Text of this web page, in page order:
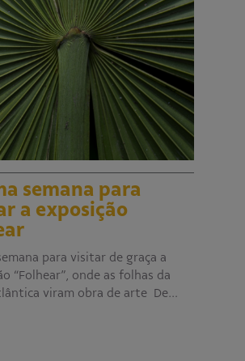
semana para
a exposição
para visitar de graça a
“Folhear”, onde as folhas da
viram obra de arte De…